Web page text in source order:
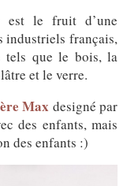
est le fruit d’une
industriels français,
tels que le bois, la
et le verre.
Max designé par
des enfants, mais
des enfants :)